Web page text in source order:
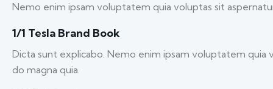
Nemo enim ipsam voluptatem quia voluptas sit
1/1 Tesla Brand Book
Dicta sunt explicabo. Nemo enim ipsam voluptatem
do magna quia.